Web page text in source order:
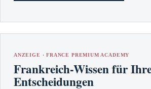
ANZEIGE · FRANCE PREMIUM ACADEMY
Frankreich-Wissen für
Entscheidungen